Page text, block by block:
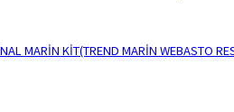
MARİN KİT(TREND MARİN WEBASTO